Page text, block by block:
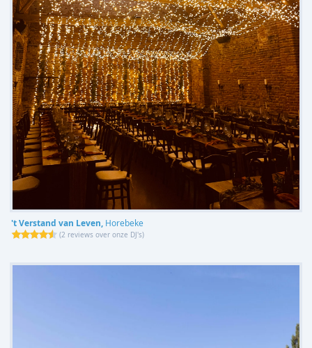
't Verstand van Leven, Horebeke
(2 reviews over onze DJ's)